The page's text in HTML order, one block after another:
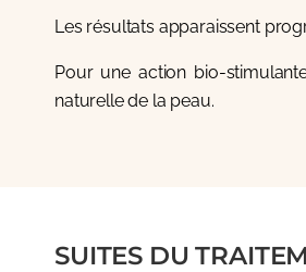
Les résultats apparaissent
Pour une action bio-
naturelle de la peau.
SUITES DU